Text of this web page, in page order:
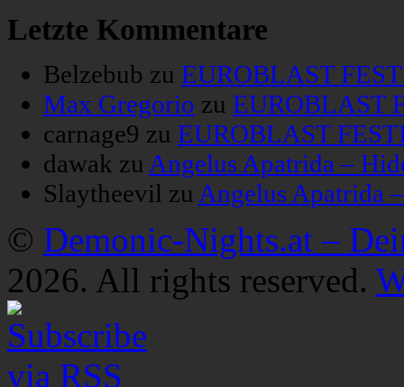
Letzte Kommentare
Belzebub zu EUROBLAST
Max Gregorio zu EUROBLAST
carnage9 zu EUROBLAST
dawak zu Angelus Apatrida –
Slaytheevil zu Angelus Apatrida
© Demonic-Nights.at –
2026. All rights reserved.